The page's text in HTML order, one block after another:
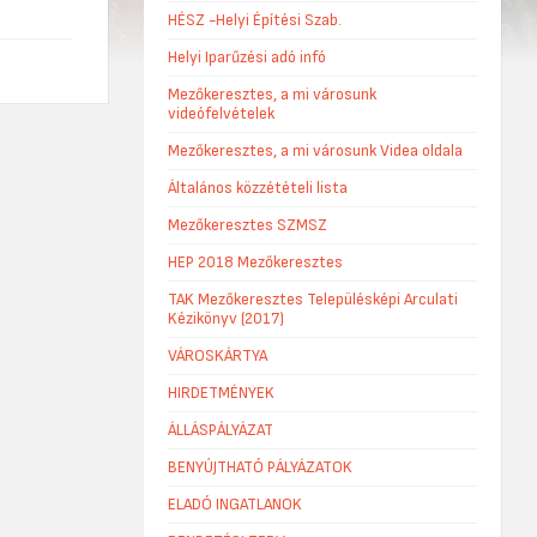
HÉSZ -Helyi Építési Szab.
Helyi Iparűzési adó infó
Mezőkeresztes, a mi városunk
videófelvételek
Mezőkeresztes, a mi városunk Videa oldala
Általános közzétételi lista
Mezőkeresztes SZMSZ
HEP 2018 Mezőkeresztes
TAK Mezőkeresztes Településképi Arculati
Kézikönyv (2017)
VÁROSKÁRTYA
HIRDETMÉNYEK
ÁLLÁSPÁLYÁZAT
BENYÚJTHATÓ PÁLYÁZATOK
ELADÓ INGATLANOK